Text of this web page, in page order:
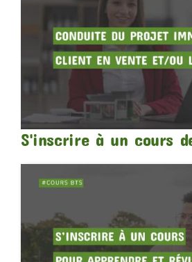
S'inscrire à un cours